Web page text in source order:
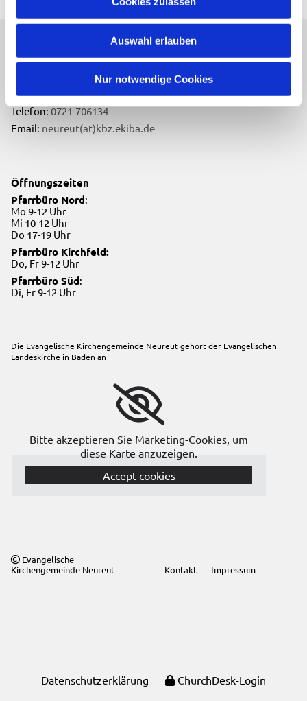
Auswahl erlauben
Nur notwendige Cookies
Evangelische Kirchengemeinde Neureut
Neureuter Hauptstraße 260
76149 Karlsruhe
Telefon:0721-706134
Email: neureut(at)kbz.ekiba.de
Öffnungszeiten
Pfarrbüro Nord:
Mo 9-12 Uhr
Mi 10-12 Uhr
Do 17-19 Uhr
Pfarrbüro Kirchfeld:
Do, Fr 9-12 Uhr
Pfarrbüro Süd:
Di, Fr 9-12 Uhr
Die Evangelische Kirchengemeinde Neureut gehört der Evangelischen
Landeskirche in Baden an
Bitte akzeptieren Sie Marketing-Cookies, um
diese Karte anzuzeigen.
Accept cookies
 Evangelische
Kirchengemeinde Neureut
Kontakt Impressum
Datenschutzerklärung ChurchDesk-Login